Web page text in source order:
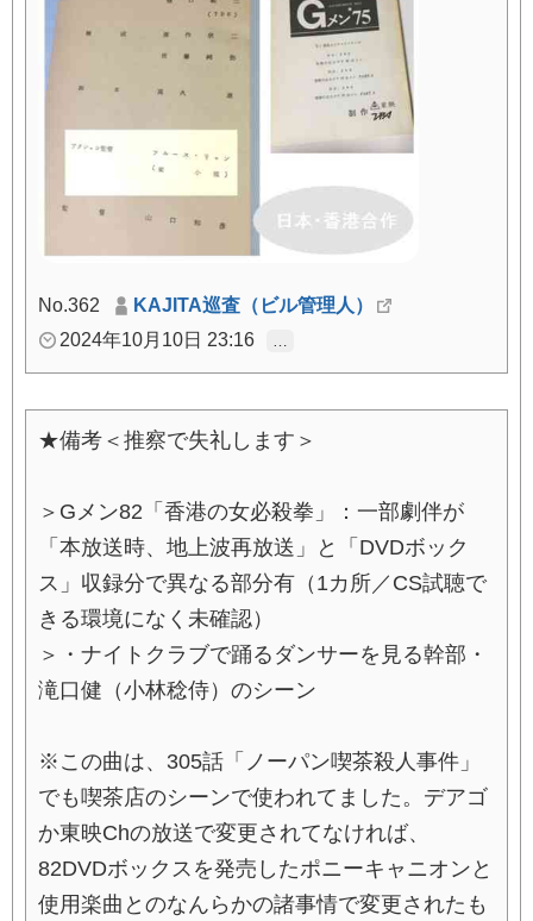
No.362
KAJITA巡査（ビル管理人）
2024年10月10日 23:16
★備考＜推察で失礼します＞
＞Gメン82「香港の女必殺拳」：一部劇伴が
「本放送時、地上波再放送」と「DVDボック
ス」収録分で異なる部分有（1カ所／CS試聴で
きる環境になく未確認）
＞・ナイトクラブで踊るダンサーを見る幹部・
滝口健（小林稔侍）のシーン
※この曲は、305話「ノーパン喫茶殺人事件」
でも喫茶店のシーンで使われてました。デアゴ
か東映Chの放送で変更されてなければ、
82DVDボックスを発売したポニーキャニオンと
使用楽曲とのなんらかの諸事情で変更されたも